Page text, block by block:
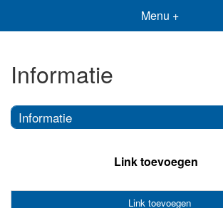
Menu +
Informatie
Informatie
Link toevoegen
Link toevoegen